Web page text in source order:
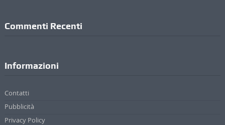
Commenti Recenti
Informazioni
Contatti
Pubblicità
Privacy Policy